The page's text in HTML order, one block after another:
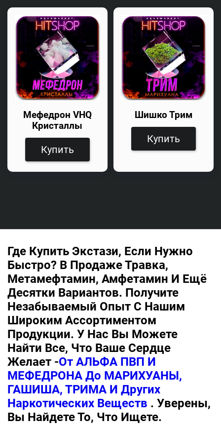
Мефедрон VHQ
Кристаллы
Купить
Шишко Трим
Купить
Где Купить Экстази, Если Нужно
Быстро? В Продаже Травка,
Метамефтамин, Амфетамин И Ещё
Десятки Вариантов. Получите
Незабываемый Опыт С Нашим
Широким Ассортиментом
Продукции. У Нас Вы Можете
Найти Все, Что Ваше Сердце
Желает -От АЛЬФА ПВП И
МЕФЕДРОНА До МАРИХУАНЫ,
ГАШИША, ТРИМА И Других
Наркотических Веществ . Уверены,
Вы Найдете То, Что Ищете.